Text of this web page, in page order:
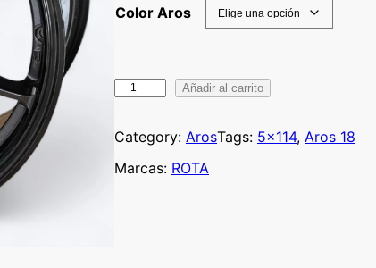
Color Aros
T
S
Añadir al carrito
Category: ArosTags: 5×114, Aros 18
Marcas: ROTA